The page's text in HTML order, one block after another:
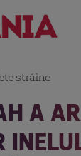
străine
A